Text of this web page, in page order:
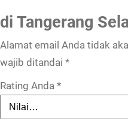
di Tangerang
Alamat email Anda tidak
wajib ditandai *
Rating Anda *